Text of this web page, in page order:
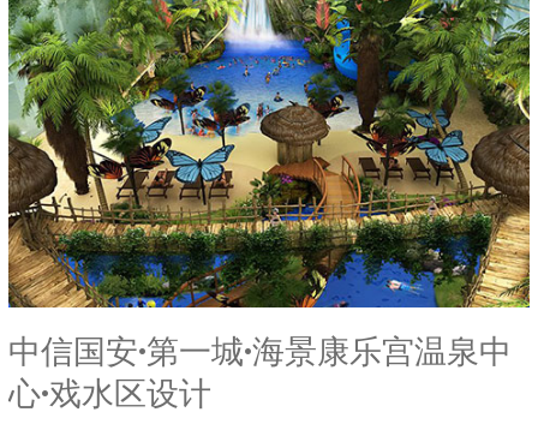
中信国安·第一城·海景康乐宫温泉中
心·戏水区设计
安
·
第
一
城
·
海
景
康
乐
宫
泉
中
心